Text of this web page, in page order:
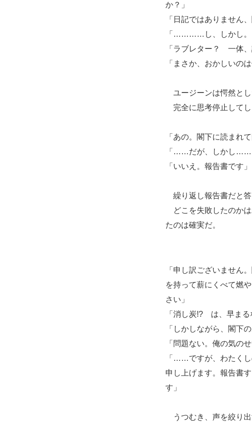
か？」
「日記ではありません
「…………し、しかし。
「ラブレター？ 一体、
「まさか、おかしい
ユージーンは愕然とし
完全に思考停止してし
「あの。閣下に読まれ
「……だが、しかし……
「いいえ。報告書です」
繰り返し報告書だと答
どこを失敗したのかは
たのは確実だ。
「申し訳ございません
を持って薪にくべて燃
さい」
「消し炭!? は、早まる
「しかしながら、閣下
「問題ない。俺の気の
「……ですが、わたく
申し上げます。報告書
す」
うつむき、声を絞り出